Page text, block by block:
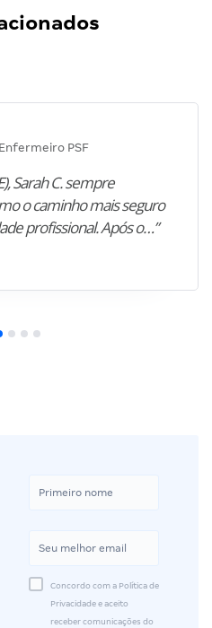
PSF
Sarah C. sempre
o caminho mais seguro
profissional. Após o…”
Concordo com a Política de
Privacidade e aceito
receber comunicações do